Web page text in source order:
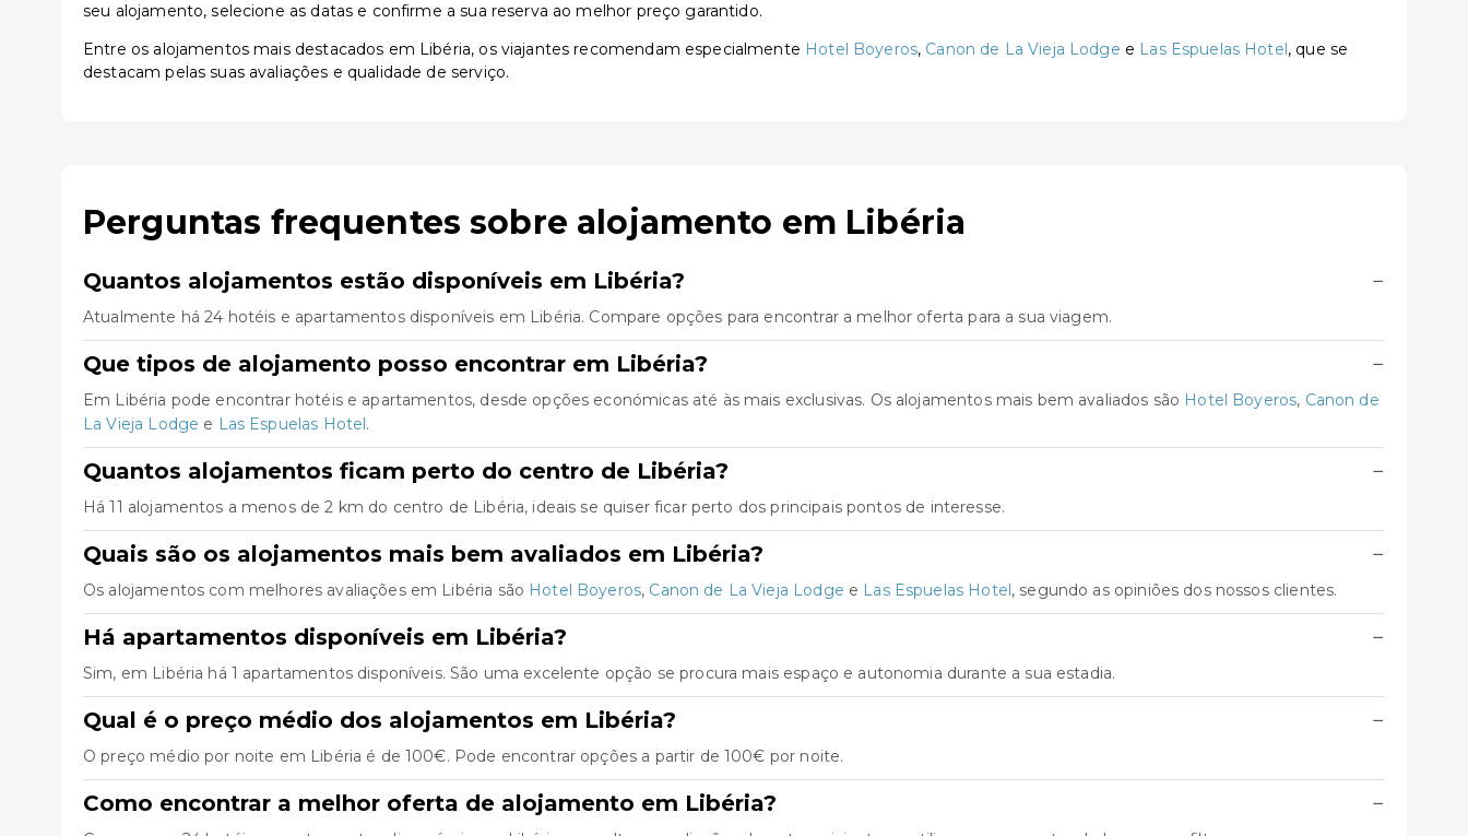
seu alojamento, selecione as datas e confirme a sua reserva ao melhor preço garantido.
Entre os alojamentos mais destacados em Libéria, os viajantes recomendam especialmente Hotel Boyeros, Canon de La Vieja Lodge e Las Espuelas Hotel, que se
destacam pelas suas avaliações e qualidade de serviço.
Perguntas frequentes sobre alojamento em Libéria
Quantos alojamentos estão disponíveis em Libéria? −
Atualmente há 24 hotéis e apartamentos disponíveis em Libéria. Compare opções para encontrar a melhor oferta para a sua viagem.
Que tipos de alojamento posso encontrar em Libéria? −
Em Libéria pode encontrar hotéis e apartamentos, desde opções económicas até às mais exclusivas. Os alojamentos mais bem avaliados são Hotel Boyeros, Canon de
La Vieja Lodge e Las Espuelas Hotel.
Quantos alojamentos ficam perto do centro de Libéria? −
Há 11 alojamentos a menos de 2 km do centro de Libéria, ideais se quiser ficar perto dos principais pontos de interesse.
Quais são os alojamentos mais bem avaliados em Libéria? −
Os alojamentos com melhores avaliações em Libéria são Hotel Boyeros, Canon de La Vieja Lodge e Las Espuelas Hotel, segundo as opiniões dos nossos clientes.
Há apartamentos disponíveis em Libéria? −
Sim, em Libéria há 1 apartamentos disponíveis. São uma excelente opção se procura mais espaço e autonomia durante a sua estadia.
Qual é o preço médio dos alojamentos em Libéria? −
O preço médio por noite em Libéria é de 100€. Pode encontrar opções a partir de 100€ por noite.
Como encontrar a melhor oferta de alojamento em Libéria? −